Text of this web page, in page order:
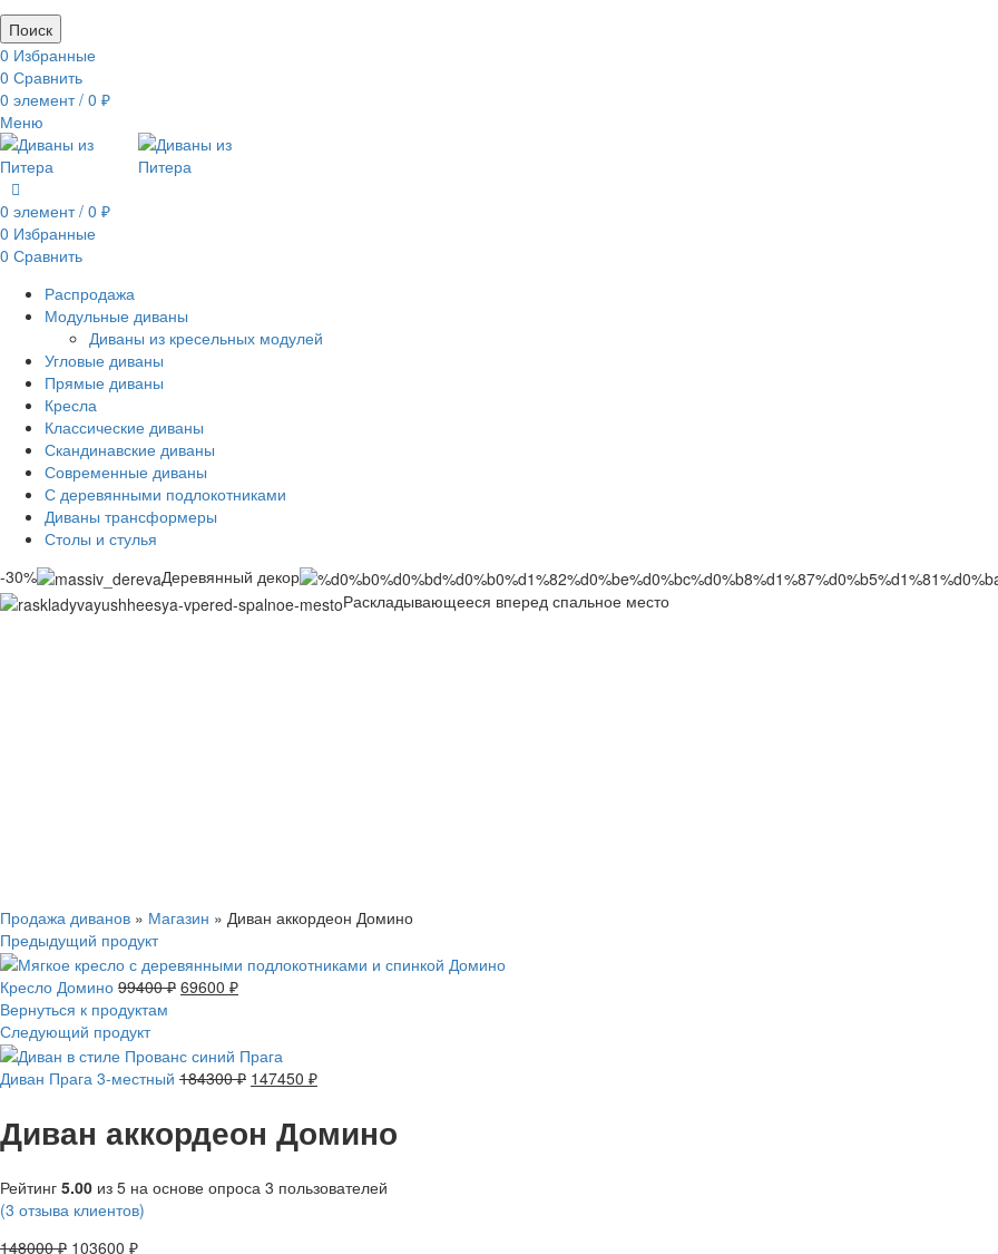
Поиск
0 Избранные
0 Сравнить
0 элемент / 0 ₽
Меню
0 элемент / 0 ₽
0 Избранные
0 Сравнить
Распродажа
Модульные диваны
Диваны из кресельных модулей
Угловые диваны
Прямые диваны
Кресла
Классические диваны
Скандинавские диваны
Современные диваны
С деревянными подлокотниками
Диваны трансформеры
Столы и стулья
-30%
Деревянный декор
Раскладывающееся вперед спальное место
Продажа диванов » Магазин » Диван аккордеон Домино
Предыдущий продукт
Кресло Домино 99400₽ 69600 ₽
Вернуться к продуктам
Следующий продукт
Диван Прага 3-местный 184300₽ 147450 ₽
Диван аккордеон Домино
Рейтинг 5.00 из 5 на основе опроса 3 пользователей
(3 отзыва клиентов)
148000₽ 103600 ₽